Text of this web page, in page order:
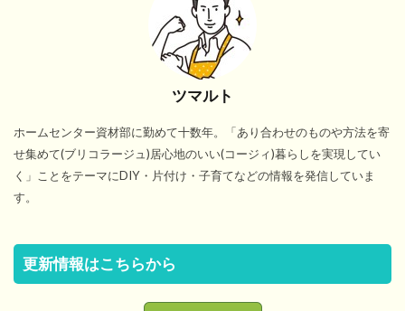
ツマルト
ホームセンター資材部に勤めて十数年。「あり合わせのものや方法を寄
せ集めて(ブリコラージュ)居心地のいい(コージィ)暮らしを実現してい
く」ことをテーマにDIY・片付け・子育てなどの情報を発信していま
す。
更新情報はこちらから